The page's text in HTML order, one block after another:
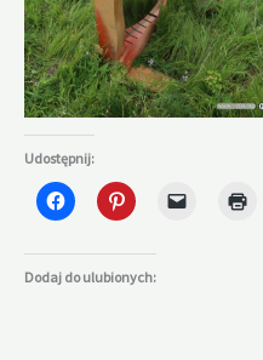
Udostępnij:
Dodaj do ulubionych: